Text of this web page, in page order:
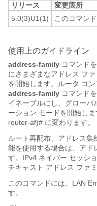
リリース
変更箇所
5.0(3)U1(1)
このコマン
使用上のガイドライン
address-family コマンド
にさまざまなアドレス フ
を開始します。ルータ コ
address-family コマンド
イネーブルにし、グローバ
ーション モードを開始し
router-af)# に変わります。
ルート再配布、アドレス
能を使用する場合は、アド
す。IPv4 ネイバー セッシ
チキャスト アドレス ファ
このコマンドには、LAN
す。